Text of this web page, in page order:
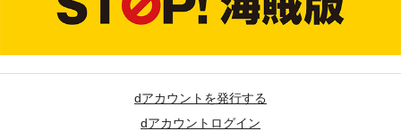
dアカウントを発行する
dアカウントログイン